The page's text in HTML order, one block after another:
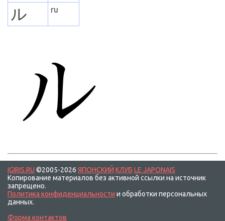
ル ru
IGIRIS.RU ©2005-2026 ЯПОНСКИЙ КЛУБ LE JAPONAIS
Копирование материалов без активной ссылки на источник
запрещено.
Политика конфиденциальности и обработки персональных
данных.
Форма контактов